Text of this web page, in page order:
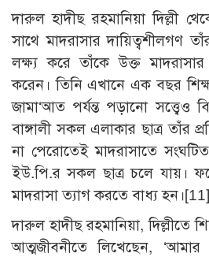
দারুল হাদীছ রহমানিয়া দিল্লী
সাথে মাদরাসার দায়িত্বশীলগণ
লক্ষ্য করে তাঁকে উক্ত মাদরাসার
করেন। তিনি এখানে এক বছর
জামা‘আত পর্যন্ত পড়ানো সত্ত্বেও
বাঙ্গালী সকল এলাকার ছাত্র তাঁর
না পেরোতেই মাদরাসাতে
ইউ.পি.র সকল ছাত্র চলে যায়।
মাদরাসা ত্যাগ করতে বাধ্য হন।[11]
দারুল হাদীছ রহমানিয়া, দিল্লীতে
আত্মজীবনীতে লিখেছেন,